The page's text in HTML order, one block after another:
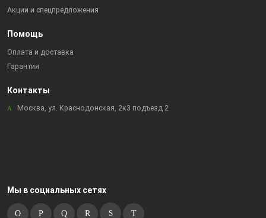
Акции и спецпредложения
Помощь
Оплата и доставка
Гарантия
Контакты
Москва, ул. Краснодонская, 2к3 подъезд 2
Мы в социальных сетях